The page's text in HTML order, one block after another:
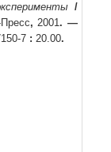
/
, 2001. —
7 : 20.00.